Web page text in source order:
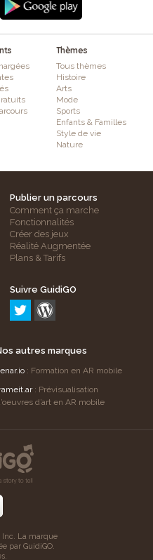
Thèmes
Tous thèmes
Histoire
Arts
Mode
Sports
Enfants & Familles
Style de vie
Nature
Publier un parcours
Comment ça marche
Fonctionnalités
Créer des jeux
Réalité Augmentée
Plans & Tarifs
Suivre GuidiGO
autres marques
: Formation en AR mobile
: Prévisualisation
d’art en AR mobile
Inc. La marque
par GuidiGO.